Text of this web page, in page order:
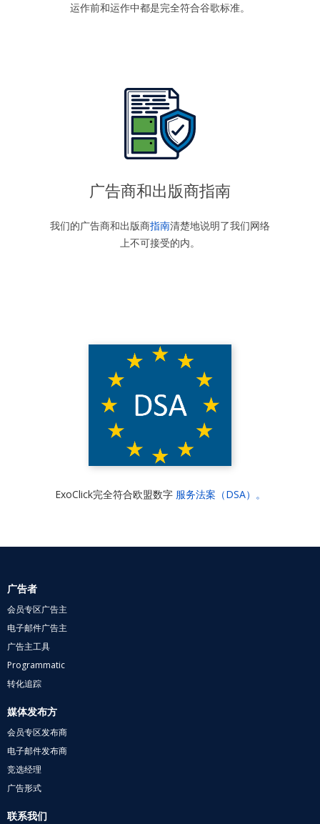
运作前和运作中都是完全符合谷歌标准。
广告商和出版商指南
我们的广告商和出版商指南清楚地说明了我们网络
上不可接受的内。
ExoClick完全符合欧盟数字 服务法案（DSA）。
广告者
会员专区广告主
电子邮件广告主
广告主工具
Programmatic
转化追踪
媒体发布方
会员专区发布商
电子邮件发布商
竞选经理
广告形式
联系我们